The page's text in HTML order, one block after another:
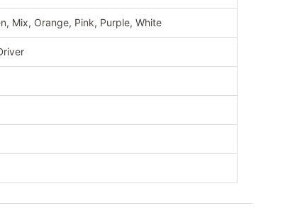
Mix, Orange, Pink, Purple, White